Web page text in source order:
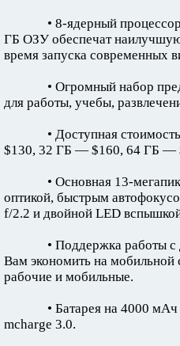
• 8-ядерный
ГБ ОЗУ обеспечат
время запуска современных
• Огромный набор
для работы, учебы,
• Доступная
$130, 32 ГБ — $160, 64 ГБ —
• Основная 13-
оптикой, быстрым
f/2.2 и двойной LED
• Поддержка работы
Вам экономить на мобильной
рабочие и мобильные.
• Батарея на 4000
mcharge 3.0.